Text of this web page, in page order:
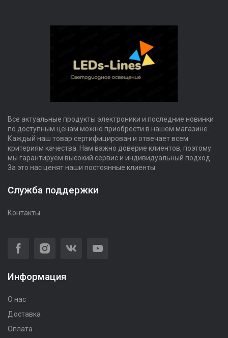
Все актуальные продукты электроники и последние новинки
по доступным ценам можно приобрести в нашем магазине.
Каждый наш товар сертифицирован и отвечает всем
критериям качества. Нам важно доверие клиентов, поэтому
мы гарантируем высокий сервис и индивидуальный подход.
За это нас ценят наши постоянные клиенты.
Служба поддержки
Контакты
Информация
О нас
Доставка
Оплата